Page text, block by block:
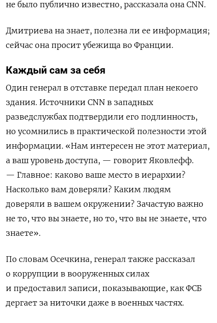
не было публично известно, рассказала она CNN.
Дмитриева на знает, полезна ли ее информация;
сейчас она просит убежища во Франции.
Каждый сам за себя
Один генерал в отставке передал план некоего
здания. Источники CNN в западных
разведслужбах подтвердили его подлинность,
но усомнились в практической полезности этой
информации. «Нам интересен не этот материал,
а ваш уровень доступа, — говорит Яковлефф.
— Главное: каково ваше место в иерархии?
Насколько вам доверяли? Каким людям
доверяли в вашем окружении? Зачастую важно
не то, что вы знаете, но то, что вы не знаете, что
знаете».
По словам Осечкина, генерал также рассказал
о коррупции в вооруженных силах
и предоставил записи, показывающие, как ФСБ
дергает за ниточки даже в военных частях.